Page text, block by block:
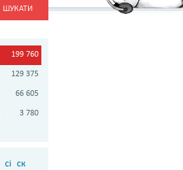
ШУКАТИ
199 760
129 375
66 605
3 780
сі ск